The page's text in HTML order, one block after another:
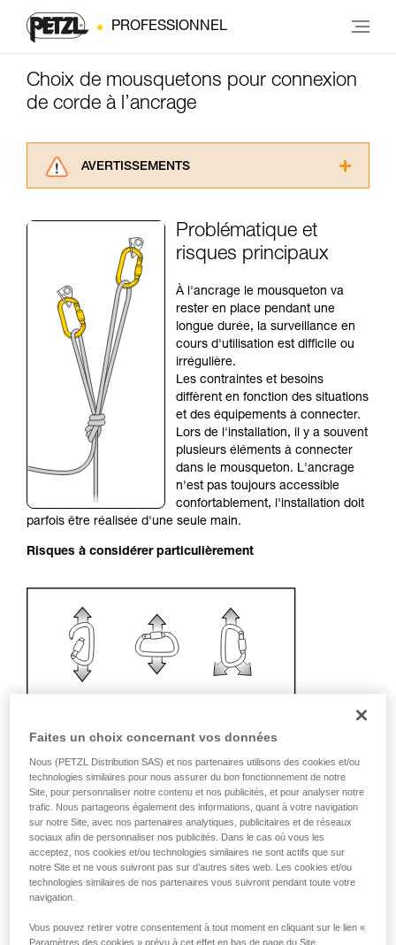
PROFESSIONNEL
Choix de mousquetons pour connexion
de corde à l’ancrage
AVERTISSEMENTS
consulter. Vous devez avoir compris les
informations de la notice technique pour
pouvoir comprendre ce complément
d’informations.
Maîtriser ces techniques nécessite une
formation et un entraînement spécifique. Validez
avec un professionnel votre capacité à refaire
la manipulation, seul, en toute sécurité, avant
de la reproduire en autonomie.
Nous donnons des exemples de techniques
liées à votre activité. Il peut en exister d’autres
que nous ne décrivons pas ici.
Problématique et
risques principaux
À l'ancrage le mousqueton va
rester en place pendant une
longue durée, la surveillance en
cours d'utilisation est difficile ou
irrégulière.
Les contraintes et besoins
diffèrent en fonction des situations
et des équipements à connecter.
Lors de l'installation, il y a souvent
plusieurs éléments à connecter
dans le mousqueton. L'ancrage
n'est pas toujours accessible
confortablement, l'installation doit
parfois être réalisée d'une seule main.
Risques à considérer particulièrement
Recommandation de mousqueton et
accessoires
Faites un choix concernant vos données
Nous (PETZL Distribution SAS) et nos partenaires utilisons des cookies et/ou
technologies similaires pour nous assurer du bon fonctionnement de notre
Site, pour personnaliser notre contenu et nos publicités, et pour analyser notre
trafic. Nous partageons également des informations, quant à votre navigation
sur notre Site, avec nos partenaires analytiques, publicitaires et de réseaux
sociaux afin de personnaliser nos publicités. Dans le cas où vous les
acceptez, nos cookies et/ou technologies similaires ne sont actifs que sur
notre Site et ne vous suivront pas sur d’autres sites web. Les cookies et/ou
technologies similaires de nos partenaires vous suivront pendant toute votre
navigation.
Vous pouvez retirer votre consentement à tout moment en cliquant sur le lien «
Paramètres des cookies » prévu à cet effet en bas de page du Site.